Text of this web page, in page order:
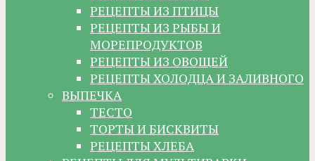
РЕЦЕПТЫ ИЗ ПТИЦЫ
РЕЦЕПТЫ ИЗ РЫБЫ И
МОРЕПРОДУКТОВ
РЕЦЕПТЫ ИЗ ОВОЩЕЙ
РЕЦЕПТЫ ХОЛОДЦА И ЗАЛИВНОГО
ВЫПЕЧКА
ТЕСТО
ТОРТЫ И БИСКВИТЫ
РЕЦЕПТЫ ХЛЕБА